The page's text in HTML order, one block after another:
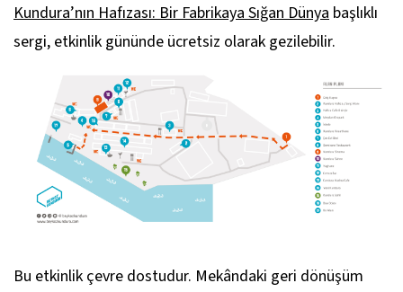
Kundura’nın Hafızası: Bir Fabrikaya Sığan Dünya başlıklı
sergi, etkinlik gününde ücretsiz olarak gezilebilir.
Bu etkinlik çevre dostudur. Mekândaki geri dönüşüm